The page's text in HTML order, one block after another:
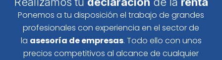
Ponemos a tu disposición el trabajo de grandes
profesionales con experiencia en el sector de
la asesoría de empresas. Todo ello con unos
precios competitivos al alcance de cualquier